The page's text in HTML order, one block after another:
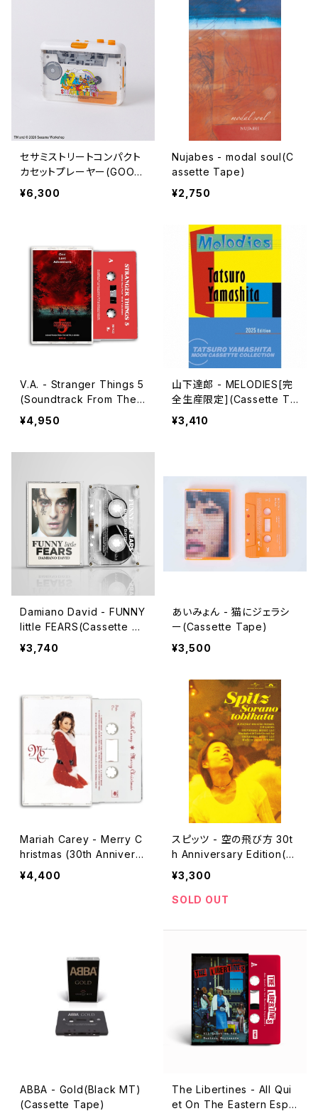
セサミストリートコンパクト
カセットプレーヤー(GOOD
S)
¥6,300
Nujabes - modal soul(C
assette Tape)
¥2,750
V.A. - Stranger Things 5
(Soundtrack From The
Netflix Series)(Cassette
Tape)
¥4,950
山下達郎 - MELODIES[完
全生産限定](Cassette Ta
pe)
¥3,410
Damiano David - FUNNY
little FEARS(Cassette Ta
pe)
¥3,740
あいみょん - 猫にジェラシ
ー(Cassette Tape)
¥3,500
Mariah Carey - Merry C
hristmas (30th Annivers
ary Cassette)(Cassette
Tape)
¥4,400
スピッツ - 空の飛び方 30t
h Anniversary Edition(完
全限定生産)(Cassette Ta
pe)
¥3,300
SOLD OUT
ABBA - Gold(Black MT)
(Cassette Tape)
The Libertines - All Qui
et On The Eastern Espla